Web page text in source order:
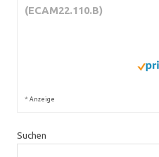
(ECAM22.110.B)
* Anzeige
Suchen